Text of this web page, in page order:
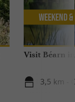
Visit Béarn
3,5 km -
Weekend